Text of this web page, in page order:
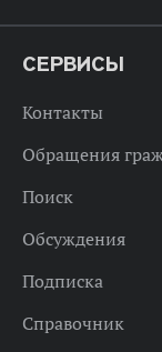
СЕРВИСЫ
Контакты
Обращения
Поиск
Обсуждения
Подписка
Справочник